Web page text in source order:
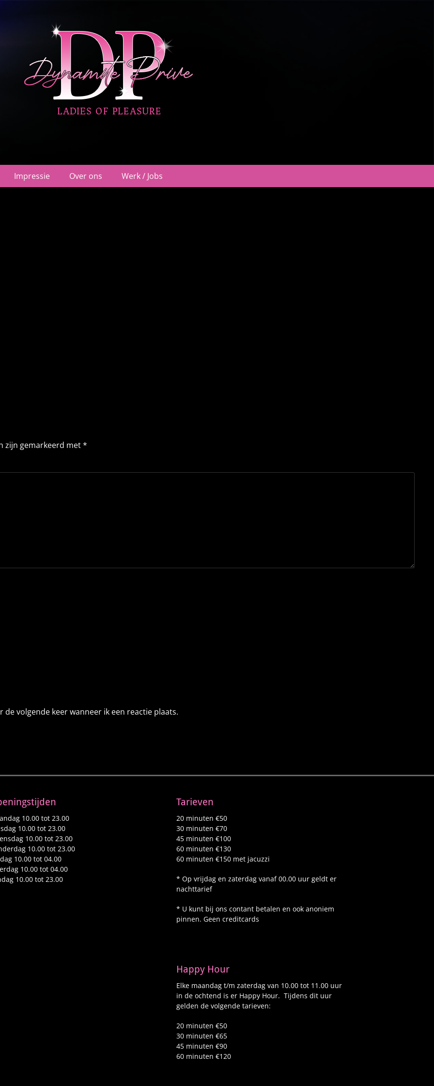
Nieuwegein
Impressie Over ons Werk / Jobs
zijn gemarkeerd met*
volgende keer wanneer ik een reactie plaats.
10.00 tot 23.00
10.00 tot 23.00
10.00 tot 23.00
10.00 tot 23.00
10.00 tot 04.00
10.00 tot 04.00
10.00 tot 23.00
Tarieven
20 minuten €50
30 minuten €70
45 minuten €100
60 minuten €130
60 minuten €150 met jacuzzi
* Op vrijdag en zaterdag vanaf 00.00 uur geldt er
nachttarief
* U kunt bij ons contant betalen en ook anoniem
pinnen. Geen creditcards
Happy Hour
Elke maandag t/m zaterdag van 10.00 tot 11.00 uur
in de ochtend is er Happy Hour. Tijdens dit uur
gelden de volgende tarieven:
20 minuten €50
30 minuten €65
45 minuten €90
60 minuten €120